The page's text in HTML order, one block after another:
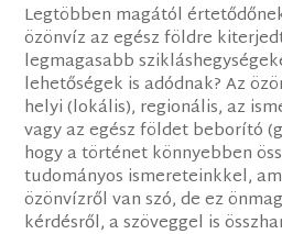
Legtöbben magától
özönvíz az egész földre
legmagasabb
lehetőségek is adódnak? Az
helyi (lokális), regionális, az
vagy az egész földet beborító
hogy a történet könnyebben
tudományos ismereteinkkel,
özönvízről van szó, de ez
kérdésről, a szöveggel is